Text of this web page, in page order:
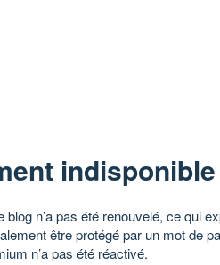
indisponible
n’a pas été renouvelé, ce qui
être protégé par un mot de
n’a pas été réactivé.